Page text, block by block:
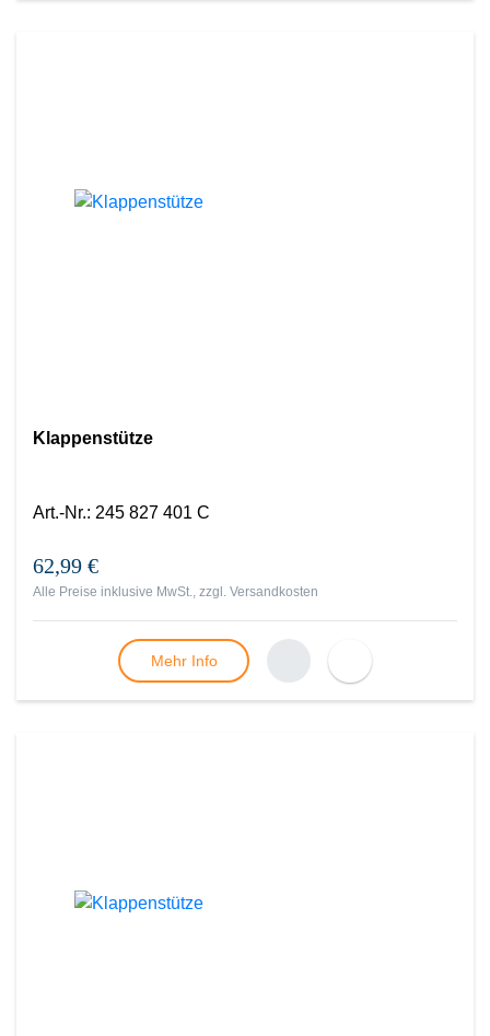
Klappenstütze
Art.-Nr.: 245 827 401 C
62,99 €
Alle Preise inklusive MwSt., zzgl. Versandkosten
Mehr Info